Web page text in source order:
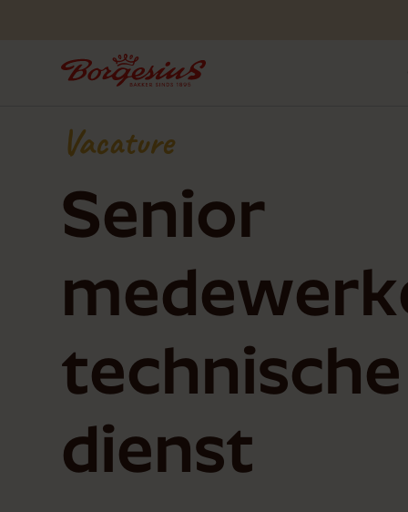
Vacature
Senior
technische
dienst